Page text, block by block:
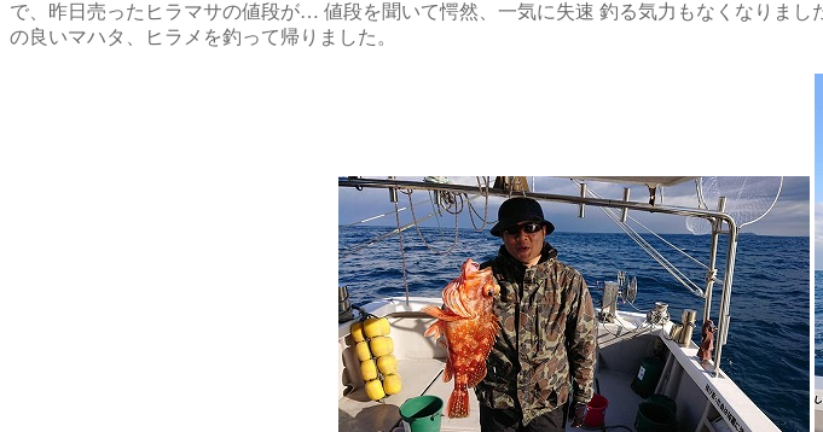
で、昨日売ったヒラマサの値段が… 値段を聞いて愕然、一気に失速 釣る気力もなくなりま
の良いマハタ、ヒラメを釣って帰りました。